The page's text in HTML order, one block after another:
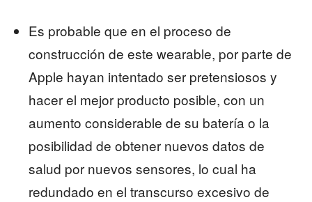
Es probable que en el proceso de
construcción de este wearable, por parte de
Apple hayan intentado ser pretensiosos y
hacer el mejor producto posible, con un
aumento considerable de su batería o la
posibilidad de obtener nuevos datos de
salud por nuevos sensores, lo cual ha
redundado en el transcurso excesivo de